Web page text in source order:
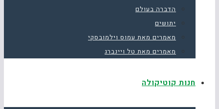
הדברה בעולם
יתושים
מאמרים מאת עמוס וילמובסקי
מאמרים מאת טל ויינברג
חנות קוטיקולה